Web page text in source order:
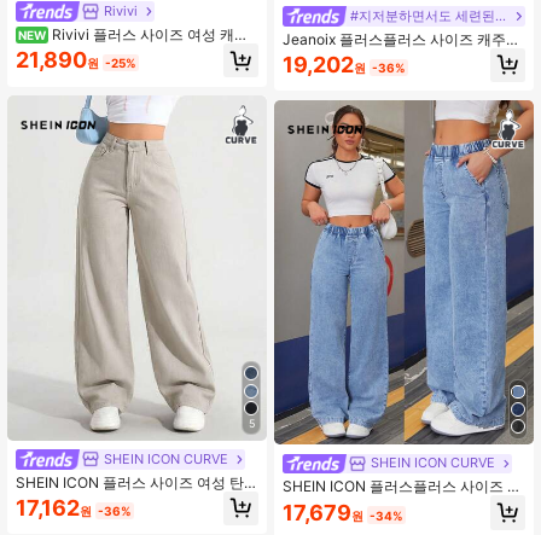
Rivivi
NEW Rivivi 플러스 사이즈 여성 캐주
얼 버서타일 스트라이프 자카드 데님
와이드 레그 팬츠
21,890원 -25%
5
SHEIN ICON CURVE
SHEIN ICON 플러스 사이즈 여성 탄
성 허리 빈티지 라이트 블루 스트레이
트 레그 청바지
17,162원 -36%
#지저분하면서도 세련된 스타일
Jeanoix 플러스플러스 사이즈 캐주얼
워싱 로우 웨이스트 와이드 레그 청바
지
19,202원 -36%
SHEIN ICON CURVE
SHEIN ICON 플러스플러스 사이즈 여
성용 루즈 워싱 라이트 블루 와이드 le
g 청바지
17,679원 -34%